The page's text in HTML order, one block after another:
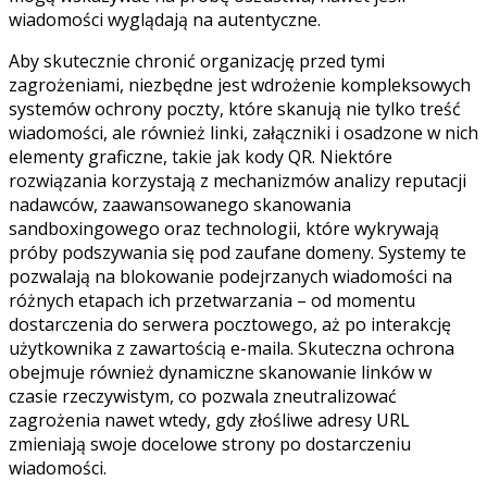
wiadomości wyglądają na autentyczne.
Aby skutecznie chronić organizację przed tymi
zagrożeniami, niezbędne jest wdrożenie kompleksowych
systemów ochrony poczty, które skanują nie tylko treść
wiadomości, ale również linki, załączniki i osadzone w nich
elementy graficzne, takie jak kody QR. Niektóre
rozwiązania korzystają z mechanizmów analizy reputacji
nadawców, zaawansowanego skanowania
sandboxingowego oraz technologii, które wykrywają
próby podszywania się pod zaufane domeny. Systemy te
pozwalają na blokowanie podejrzanych wiadomości na
różnych etapach ich przetwarzania – od momentu
dostarczenia do serwera pocztowego, aż po interakcję
użytkownika z zawartością e-maila. Skuteczna ochrona
obejmuje również dynamiczne skanowanie linków w
czasie rzeczywistym, co pozwala zneutralizować
zagrożenia nawet wtedy, gdy złośliwe adresy URL
zmieniają swoje docelowe strony po dostarczeniu
wiadomości.